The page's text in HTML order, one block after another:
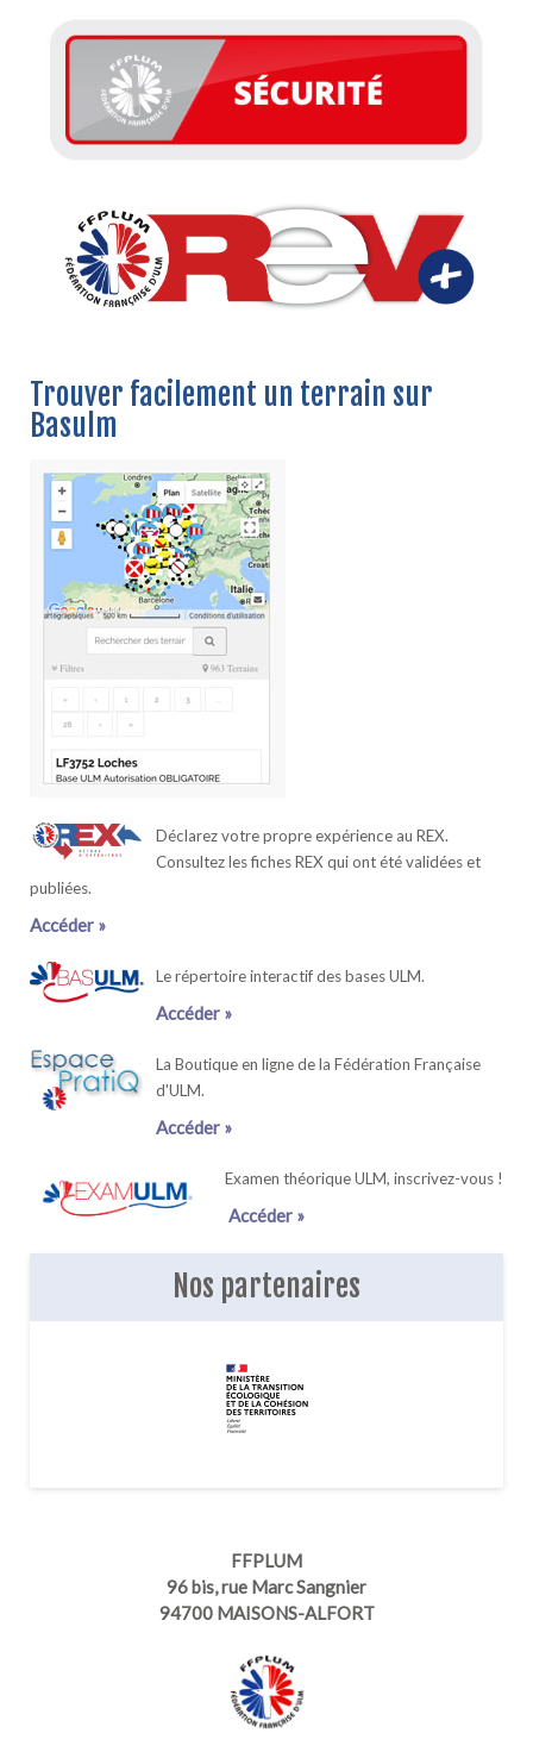
Trouver facilement un terrain sur
Basulm
Déclarez votre propre expérience au REX.
Consultez les fiches REX qui ont été validées et
publiées.
Accéder »
Le répertoire interactif des bases ULM.
Accéder »
La Boutique en ligne de la Fédération Française
d'ULM.
Accéder »
Examen théorique ULM, inscrivez-vous !
Accéder »
Nos partenaires
FFPLUM
96 bis, rue Marc Sangnier
94700 MAISONS-ALFORT